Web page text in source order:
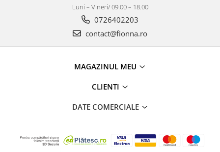
Luni – Vineri/ 09.00 – 18.00
0726402203
contact@fionna.ro
MAGAZINUL MEU
CLIENTI
DATE COMERCIALE